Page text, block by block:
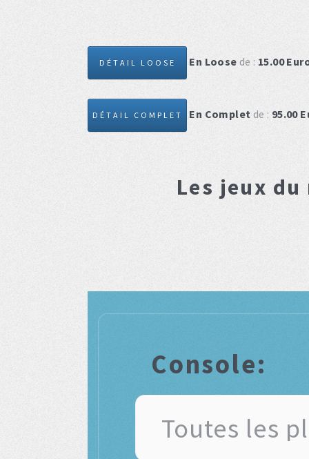
DÉTAIL LOOSE En Loose de : 15.00
DÉTAIL COMPLET En Complet de : 95.00
Les jeux
Console: